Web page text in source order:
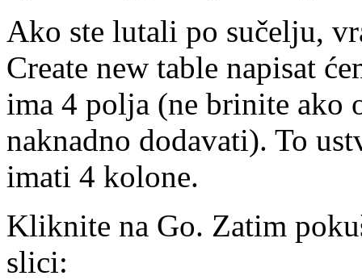
Ako ste lutali po sučelju,
Create new table napisat
ima 4 polja (ne brinite ako
naknadno dodavati). To
imati 4 kolone.
Kliknite na Go. Zatim
slici: